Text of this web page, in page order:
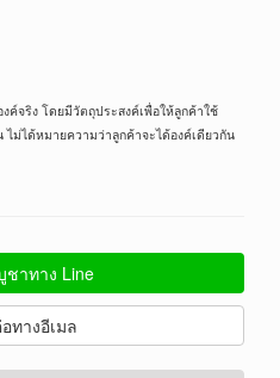
ค์จริง โดยมีวัตถุประสงค์เพื่อให้ลูกค้าใช้
ม่ได้หมายความว่าลูกค้าจะได้องค์เดียวกัน
ชาทาง Line
ทางอีเมล